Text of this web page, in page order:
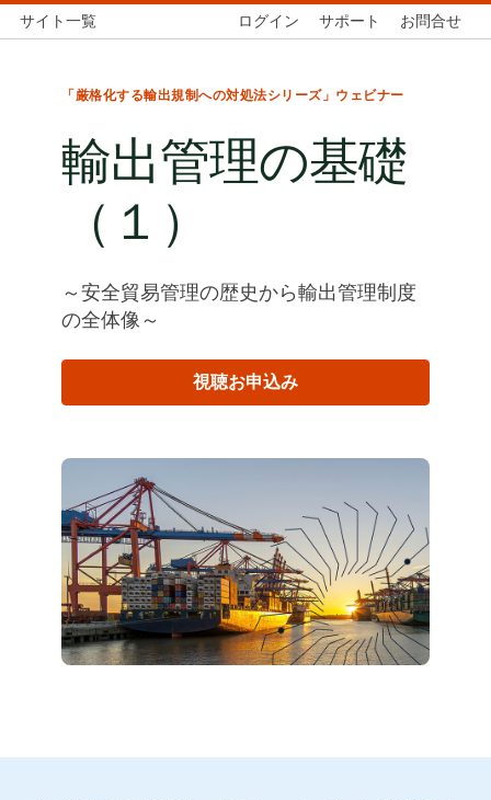
サイト一覧 ログイン サポート お問合せ
「厳格化する輸出規制への対処法シリーズ」ウェビナー
輸出管理の基礎
（１）
～安全貿易管理の歴史から輸出管理制度
の全体像～
視聴お申込み